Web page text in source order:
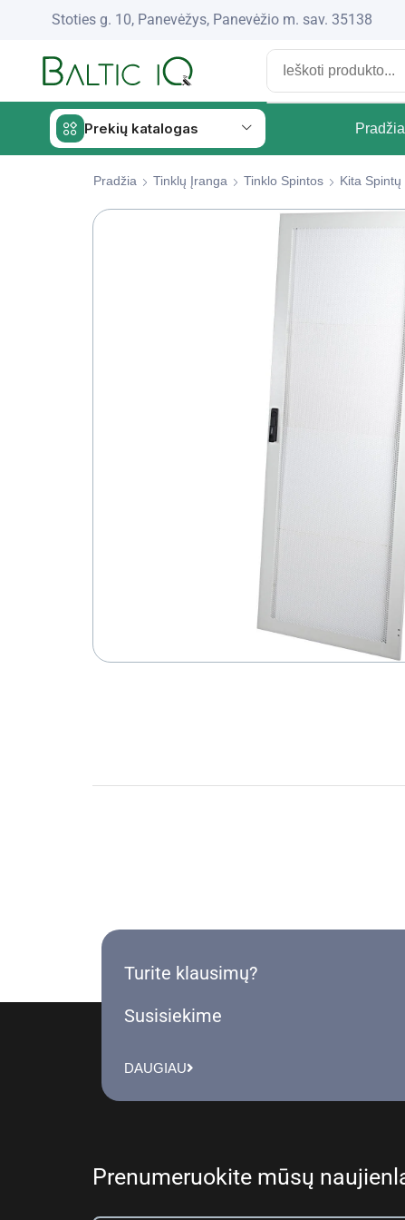
Stoties g. 10, Panevėžys, Panevėžio m. sav. 35138
Prekių katalogas Pradžia
Pradžia Tinklų Įranga Tinklo Spintos Kita Spintų
Turite klausimų?
Susisiekime
DAUGIAU
Prenumeruokite mūsų